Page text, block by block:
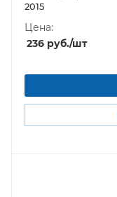
2015
Цена:
236 руб./шт